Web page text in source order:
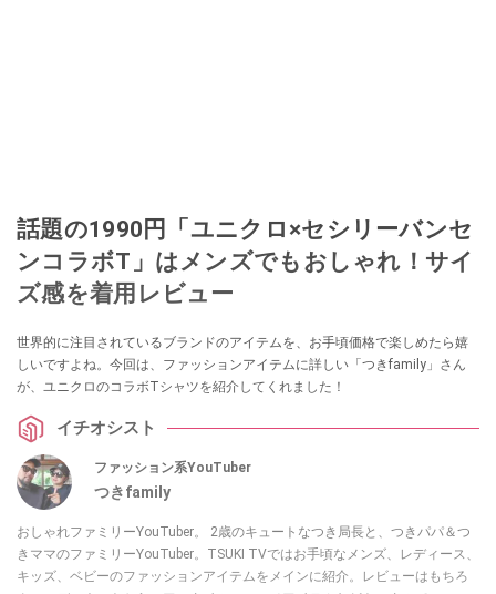
話題の1990円「ユニクロ×セシリーバンセ
ンコラボT」はメンズでもおしゃれ！サイ
ズ感を着用レビュー
世界的に注目されているブランドのアイテムを、お手頃価格で楽しめたら嬉
しいですよね。今回は、ファッションアイテムに詳しい「つきfamily」さん
が、ユニクロのコラボTシャツを紹介してくれました！
イチオシスト
ファッション系YouTuber
つきfamily
おしゃれファミリーYouTuber。 2歳のキュートなつき局長と、つきパパ＆つ
きママのファミリーYouTuber。TSUKI TVではお手頃なメンズ、レディース、
キッズ、ベビーのファッションアイテムをメインに紹介。レビューはもちろ